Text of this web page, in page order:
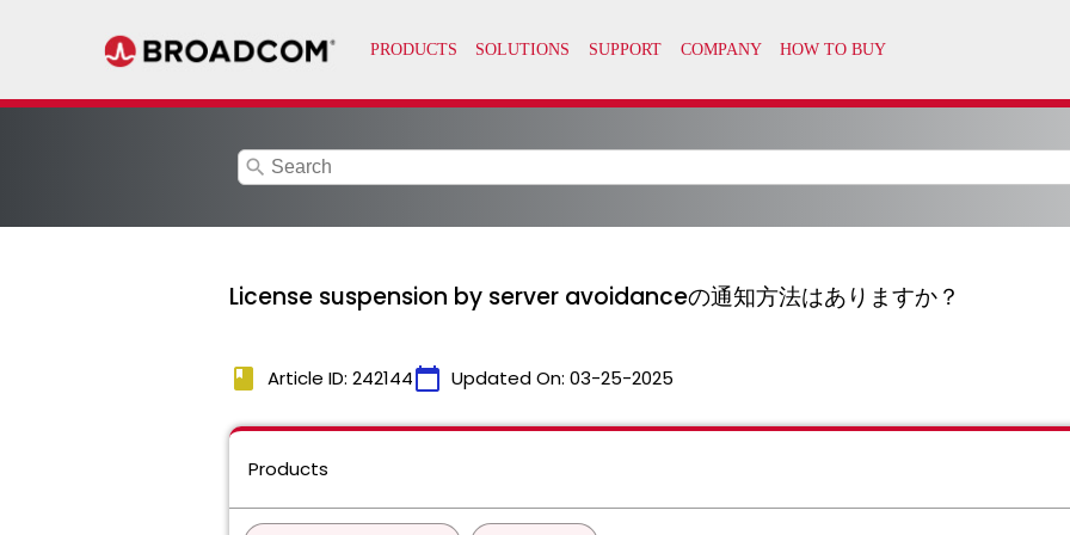
search
License suspension by server avoidanceの通知方法はありますか？
book Article ID: 242144calendar_today Updated On: 03-25-2025
Products